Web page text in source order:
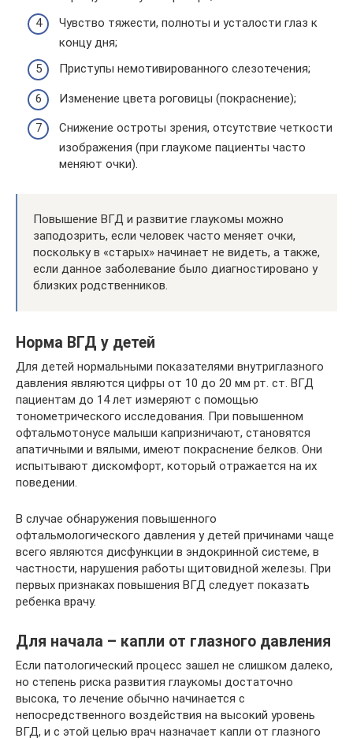
Чувство тяжести, полноты и усталости глаз к
концу дня;
Приступы немотивированного слезотечения;
Изменение цвета роговицы (покраснение);
Снижение остроты зрения, отсутствие четкости
изображения (при глаукоме пациенты часто
меняют очки).
Повышение ВГД и развитие глаукомы можно
заподозрить, если человек часто меняет очки,
поскольку в «старых» начинает не видеть, а также,
если данное заболевание было диагностировано у
близких родственников.
Норма ВГД у детей
Для детей нормальными показателями внутриглазного
давления являются цифры от 10 до 20 мм рт. ст. ВГД
пациентам до 14 лет измеряют с помощью
тонометрического исследования. При повышенном
офтальмотонусе малыши капризничают, становятся
апатичными и вялыми, имеют покраснение белков. Они
испытывают дискомфорт, который отражается на их
поведении.
В случае обнаружения повышенного
офтальмологического давления у детей причинами чаще
всего являются дисфункции в эндокринной системе, в
частности, нарушения работы щитовидной железы. При
первых признаках повышения ВГД следует показать
ребенка врачу.
Для начала – капли от глазного давления
Если патологический процесс зашел не слишком далеко,
но степень риска развития глаукомы достаточно
высока, то лечение обычно начинается с
непосредственного воздействия на высокий уровень
ВГД, и с этой целью врач назначает капли от глазного